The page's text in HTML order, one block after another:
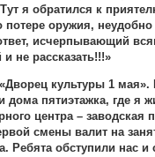
я обратился к
потере оружия,
исчерпывающий
не рассказать!!!»
культуры 1 мая».
дома пятиэтажка, где я
центра –
смены валит на
Ребята обступили нас и